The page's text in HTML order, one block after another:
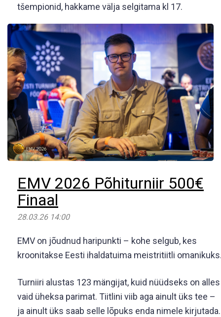
tšempionid, hakkame välja selgitama kl 17.
EMV 2026 Põhiturniir 500€
Finaal
28.03.26 14:00
EMV on jõudnud haripunkti – kohe selgub, kes
kroonitakse Eesti ihaldatuima meistritiitli
Turniiri alustas 123 mängijat, kuid nüüdseks on alles
vaid üheksa parimat. Tiitlini viib aga ainult üks tee –
ja ainult üks saab selle lõpuks enda nimele kirjutada.